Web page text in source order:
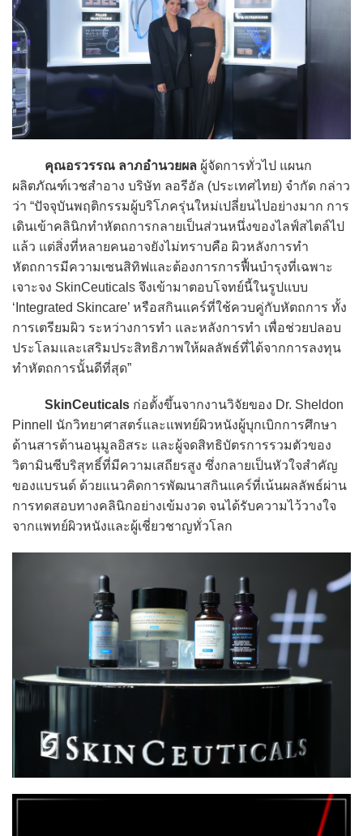
คุณอรวรรณ ลาภอำนวยผล ผู้จัดการทั่วไป แผนก
ผลิตภัณฑ์เวชสำอาง บริษัท ลอรีอัล (ประเทศไทย) จำกัด กล่าว
ว่า “ปัจจุบันพฤติกรรมผู้บริโภครุ่นใหม่เปลี่ยนไปอย่างมาก การ
เดินเข้าคลินิกทำหัตถการกลายเป็นส่วนหนึ่งของไลฟ์สไตล์ไป
แล้ว แต่สิ่งที่หลายคนอาจยังไม่ทราบคือ ผิวหลังการทำ
หัตถการมีความเซนสิทิฟและต้องการการฟื้นบำรุงที่เฉพาะ
เจาะจง SkinCeuticals จึงเข้ามาตอบโจทย์นี้ในรูปแบบ
‘Integrated Skincare’ หรือสกินแคร์ที่ใช้ควบคู่กับหัตถการ ทั้ง
การเตรียมผิว ระหว่างการทำ และหลังการทำ เพื่อช่วยปลอบ
ประโลมและเสริมประสิทธิภาพให้ผลลัพธ์ที่ได้จากการลงทุน
ทำหัตถการนั้นดีที่สุด”
SkinCeuticals ก่อตั้งขึ้นจากงานวิจัยของ Dr. Sheldon
Pinnell นักวิทยาศาสตร์และแพทย์ผิวหนังผู้บุกเบิกการศึกษา
ด้านสารต้านอนุมูลอิสระ และผู้จดสิทธิบัตรการรวมตัวของ
วิตามินซีบริสุทธิ์ที่มีความเสถียรสูง ซึ่งกลายเป็นหัวใจสำคัญ
ของแบรนด์ ด้วยแนวคิดการพัฒนาสกินแคร์ที่เน้นผลลัพธ์ผ่าน
การทดสอบทางคลินิกอย่างเข้มงวด จนได้รับความไว้วางใจ
จากแพทย์ผิวหนังและผู้เชี่ยวชาญทั่วโลก